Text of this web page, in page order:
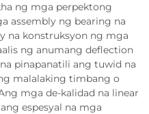
ng mga perpektong
assembly ng bearing na
na konstruksyon ng mga
ng anumang deflection
pinapanatili ang tuwid na
malalaking timbang o
mga de-kalidad na linear
espesyal na mga